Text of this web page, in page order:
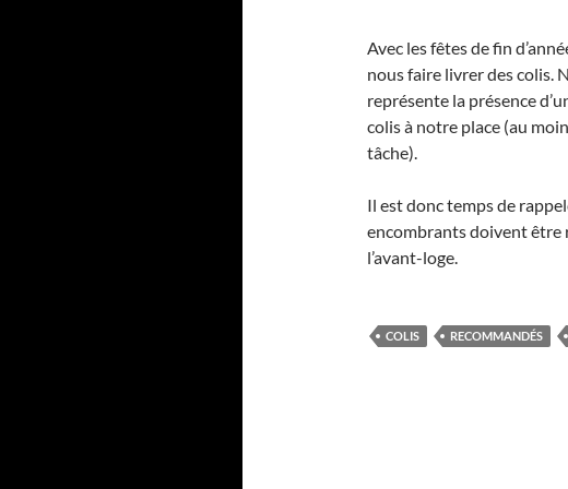
Avec les fêtes de fin
nous faire livrer des colis.
représente la présence
colis à notre place (au
tâche).
Il est donc temps de
encombrants doivent être
l’avant-loge.
COLIS RECOMMANDÉS